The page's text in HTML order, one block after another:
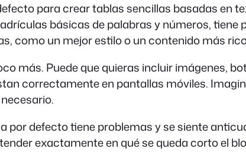
para crear tablas sencillas basadas en
básicas de palabras y números,
como un mejor estilo o un contenido más
más. Puede que quieras incluir imágenes,
correctamente en pantallas móviles.
por defecto tiene problemas y se siente
exactamente en qué se queda corto el